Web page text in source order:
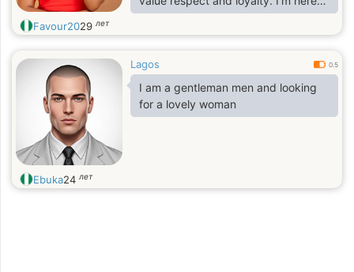
hoping to meet a genuine man for a
serious relationship that could lead
Favour2029 лет
Lagos 0.5
I am a gentleman men and looking
for a lovely woman
Ebuka24 лет